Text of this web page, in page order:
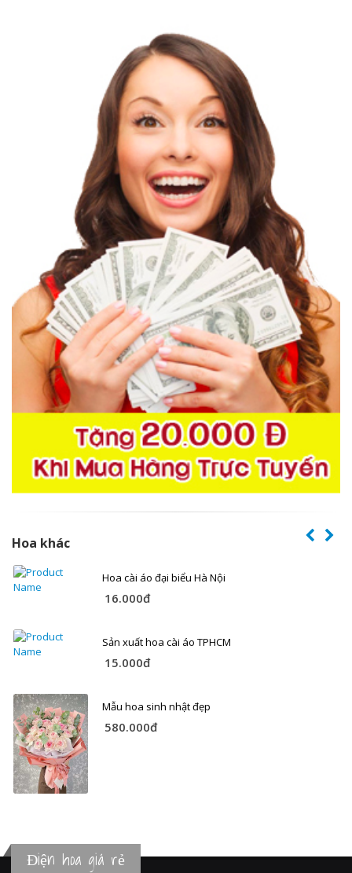
Hoa khác
Hoa cài áo đại biểu Hà Nội
16.000đ
Sản xuất hoa cài áo TPHCM
15.000đ
Mẫu hoa sinh nhật đẹp
580.000đ
Điện hoa giá rẻ